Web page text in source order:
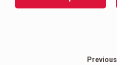
Previous